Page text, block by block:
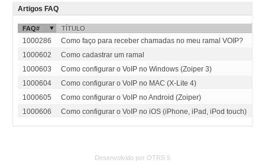
Artigos FAQ
FAQ# TÍTULO
1000286 Como faço para receber chamadas no meu ramal VOIP?
1000602
Como cadastrar um ramal
1000603
Como configurar o VoIP no Windows (Zoiper 3)
1000604
Como configurar o VoIP no MAC (X-Lite 4)
1000605
Como configurar o VoIP no Android (Zoiper)
1000606
Como configurar o VoIP no iOS (iPhone, iPad, iPod touch)
Desenvolvido por OTRS 5